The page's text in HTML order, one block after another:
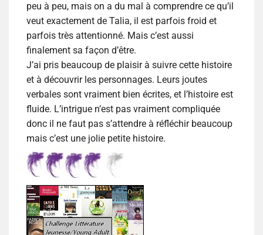
peu à peu, mais on a du mal à comprendre ce qu’il
veut exactement de Talia, il est parfois froid et
parfois très attentionné. Mais c’est aussi
finalement sa façon d’être.
J’ai pris beaucoup de plaisir à suivre cette histoire
et à découvrir les personnages. Leurs joutes
verbales sont vraiment bien écrites, et l’histoire est
fluide. L’intrigue n’est pas vraiment compliquée
donc il ne faut pas s’attendre à réfléchir beaucoup
mais c’est une jolie petite histoire.